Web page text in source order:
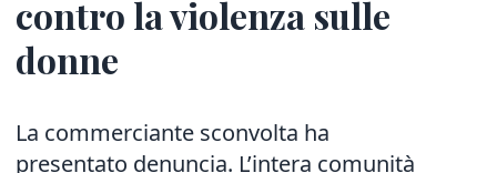
contro la violenza sulle
donne
La commerciante sconvolta ha
presentato denuncia. L’intera comunità